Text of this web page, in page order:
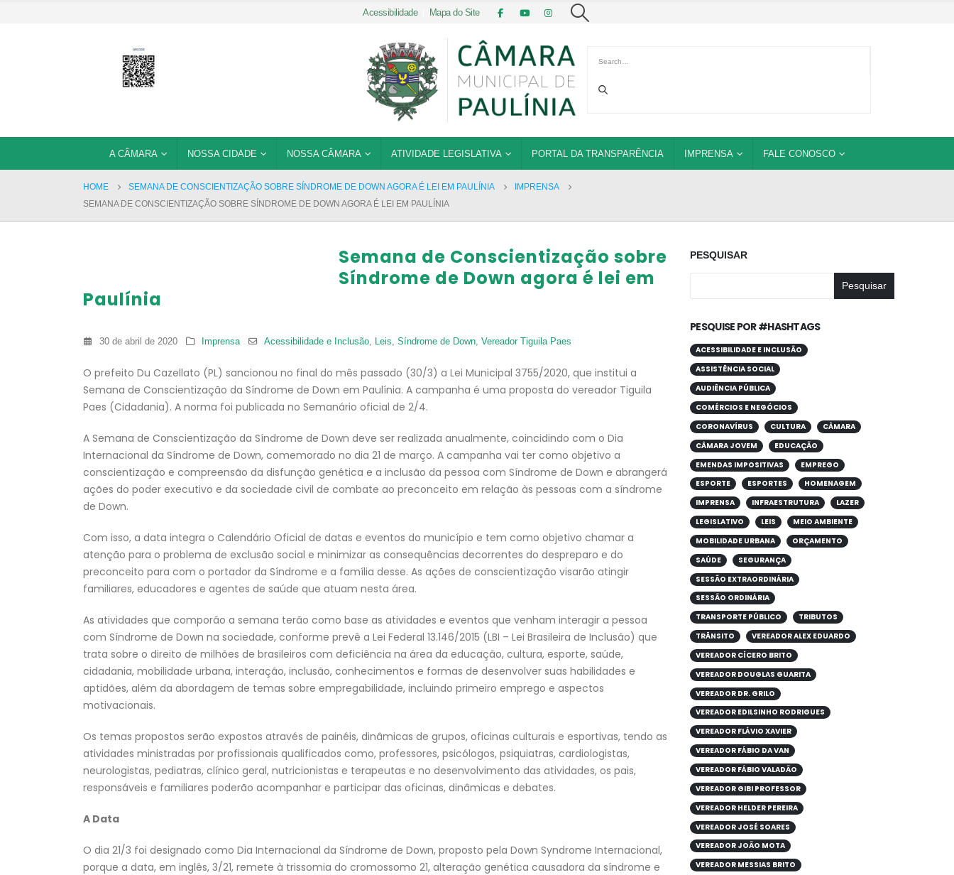
Acessibilidade| Mapa do Site
A CÂMARA NOSSA CIDADE NOSSA CÂMARA ATIVIDADE LEGISLATIVA PORTAL DA TRANSPARÊNCIA IMPRENSA FALE CONOSCO
HOME SEMANA DE CONSCIENTIZAÇÃO SOBRE SÍNDROME DE DOWN AGORA É LEI EM PAULÍNIA
IMPRENSA
SEMANA DE CONSCIENTIZAÇÃO SOBRE SÍNDROME DE DOWN AGORA É LEI EM PAULÍNIA
Semana de Conscientização sobre
Síndrome de Down agora é lei em
Paulínia
30 de abril de 2020 Imprensa Acessibilidade e Inclusão, Leis, Síndrome de Down, Vereador Tiguila Paes
O prefeito Du Cazellato (PL) sancionou no final do mês passado (30/3) a Lei Municipal 3755/2020, que institui a
Semana de Conscientização da Síndrome de Down em Paulínia. A campanha é uma proposta do vereador Tiguila
Paes (Cidadania). A norma foi publicada no Semanário oficial de 2/4.
A Semana de Conscientização da Síndrome de Down deve ser realizada anualmente, coincidindo com o Dia
Internacional da Síndrome de Down, comemorado no dia 21 de março. A campanha vai ter como objetivo a
conscientização e compreensão da disfunção genética e a inclusão da pessoa com Síndrome de Down e abrangerá
ações do poder executivo e da sociedade civil de combate ao preconceito em relação às pessoas com a síndrome
de Down.
Com isso, a data integra o Calendário Oficial de datas e eventos do município e tem como objetivo chamar a
atenção para o problema de exclusão social e minimizar as consequências decorrentes do despreparo e do
preconceito para com o portador da Síndrome e a família desse. As ações de conscientização visarão atingir
familiares, educadores e agentes de saúde que atuam nesta área.
As atividades que comporão a semana terão como base as atividades e eventos que venham interagir a pessoa
com Síndrome de Down na sociedade, conforme prevê a Lei Federal 13.146/2015 (LBI – Lei Brasileira de Inclusão) que
trata sobre o direito de milhões de brasileiros com deficiência na área da educação, cultura, esporte, saúde,
cidadania, mobilidade urbana, interação, inclusão, conhecimentos e formas de desenvolver suas habilidades e
aptidões, além da abordagem de temas sobre empregabilidade, incluindo primeiro emprego e aspectos
motivacionais.
Os temas propostos serão expostos através de painéis, dinâmicas de grupos, oficinas culturais e esportivas, tendo as
atividades ministradas por profissionais qualificados como, professores, psicólogos, psiquiatras, cardiologistas,
neurologistas, pediatras, clínico geral, nutricionistas e terapeutas e no desenvolvimento das atividades, os pais,
responsáveis e familiares poderão acompanhar e participar das oficinas, dinâmicas e debates.
A Data
O dia 21/3 foi designado como Dia Internacional da Síndrome de Down, proposto pela Down Syndrome Internacional,
porque a data, em inglês, 3/21, remete à trissomia do cromossomo 21, alteração genética causadora da síndrome e
PESQUISAR
Pesquisar
PESQUISE POR #HASHTAGS
ACESSIBILIDADE E INCLUSÃO
ASSISTÊNCIA SOCIAL
AUDIÊNCIA PÚBLICA
COMÉRCIOS E NEGÓCIOS
CORONAVÍRUS
CULTURA
CÂMARA
CÂMARA JOVEM
EDUCAÇÃO
EMENDAS IMPOSITIVAS
EMPREGO
ESPORTE
ESPORTES
HOMENAGEM
IMPRENSA
INFRAESTRUTURA
LAZER
LEGISLATIVO
LEIS
MEIO AMBIENTE
MOBILIDADE URBANA
ORÇAMENTO
SAÚDE
SEGURANÇA
SESSÃO EXTRAORDINÁRIA
SESSÃO ORDINÁRIA
TRANSPORTE PÚBLICO
TRIBUTOS
TRÂNSITO
VEREADOR ALEX EDUARDO
VEREADOR CÍCERO BRITO
VEREADOR DOUGLAS GUARITA
VEREADOR DR. GRILO
VEREADOR EDILSINHO RODRIGUES
VEREADOR FLÁVIO XAVIER
VEREADOR FÁBIO DA VAN
VEREADOR FÁBIO VALADÃO
VEREADOR GIBI PROFESSOR
VEREADOR HELDER PEREIRA
VEREADOR JOSÉ SOARES
VEREADOR JOÃO MOTA
VEREADOR MESSIAS BRITO